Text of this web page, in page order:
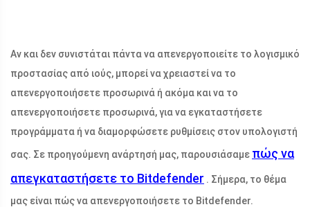
Αν και δεν συνιστάται πάντα να απενεργοποιείτε το λογισμικό
προστασίας από ιούς, μπορεί να χρειαστεί να το
απενεργοποιήσετε προσωρινά ή ακόμα και να το
απενεργοποιήσετε προσωρινά, για να εγκαταστήσετε
προγράμματα ή να διαμορφώσετε ρυθμίσεις στον υπολογιστή
σας. Σε προηγούμενη ανάρτησή μας, παρουσιάσαμε πώς να
απεγκαταστήσετε το Bitdefender . Σήμερα, το θέμα
μας είναι πώς να απενεργοποιήσετε το Bitdefender.